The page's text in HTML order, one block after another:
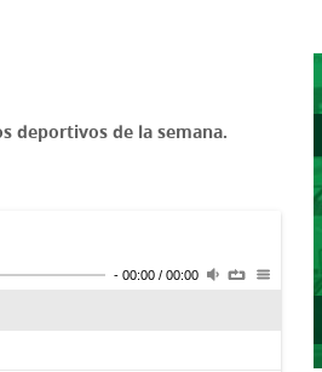
deportivos de la semana.
- 00:00 / 00:00